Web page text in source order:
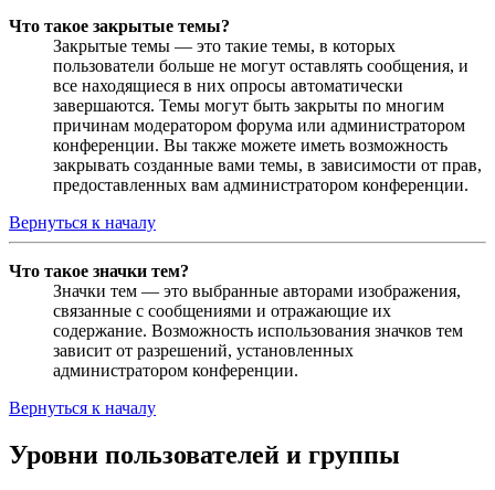
Что такое закрытые темы?
Закрытые темы — это такие темы, в которых
пользователи больше не могут оставлять сообщения, и
все находящиеся в них опросы автоматически
завершаются. Темы могут быть закрыты по многим
причинам модератором форума или администратором
конференции. Вы также можете иметь возможность
закрывать созданные вами темы, в зависимости от прав,
предоставленных вам администратором конференции.
Вернуться к началу
Что такое значки тем?
Значки тем — это выбранные авторами изображения,
связанные с сообщениями и отражающие их
содержание. Возможность использования значков тем
зависит от разрешений, установленных
администратором конференции.
Вернуться к началу
Уровни пользователей и группы